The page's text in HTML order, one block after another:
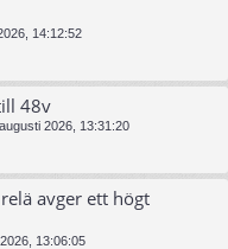
14:12:52
48v
2026, 13:31:20
avger ett högt
13:06:05